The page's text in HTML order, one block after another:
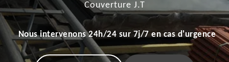
Couverture J.T
Nous intervenons 24h/24 sur 7j/7 en cas d'urgence